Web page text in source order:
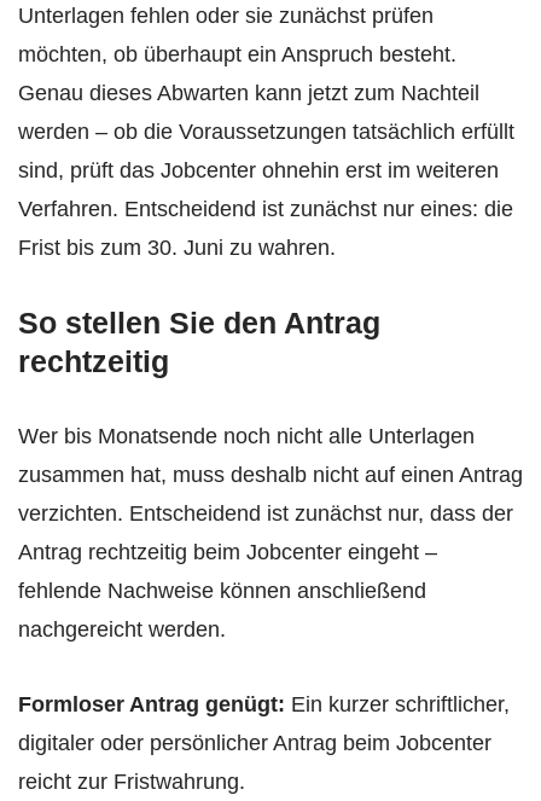
Unterlagen fehlen oder sie zunächst prüfen
möchten, ob überhaupt ein Anspruch besteht.
Genau dieses Abwarten kann jetzt zum Nachteil
werden – ob die Voraussetzungen tatsächlich erfüllt
sind, prüft das Jobcenter ohnehin erst im weiteren
Verfahren. Entscheidend ist zunächst nur eines: die
Frist bis zum 30. Juni zu wahren.
So stellen Sie den Antrag
rechtzeitig
Wer bis Monatsende noch nicht alle Unterlagen
zusammen hat, muss deshalb nicht auf einen Antrag
verzichten. Entscheidend ist zunächst nur, dass der
Antrag rechtzeitig beim Jobcenter eingeht –
fehlende Nachweise können anschließend
nachgereicht werden.
Formloser Antrag genügt: Ein kurzer schriftlicher,
digitaler oder persönlicher Antrag beim Jobcenter
reicht zur Fristwahrung.